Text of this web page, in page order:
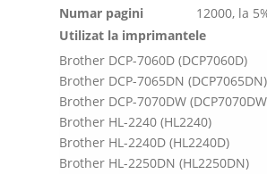
Numar pagini
12000, la
Utilizat la imprimantele
Brother DCP-7060D (DCP7060D)
Brother DCP-7065DN (DCP7065DN)
Brother DCP-7070DW
Brother HL-2240 (HL2240)
Brother HL-2240D (HL2240D)
Brother HL-2250DN (HL2250DN)